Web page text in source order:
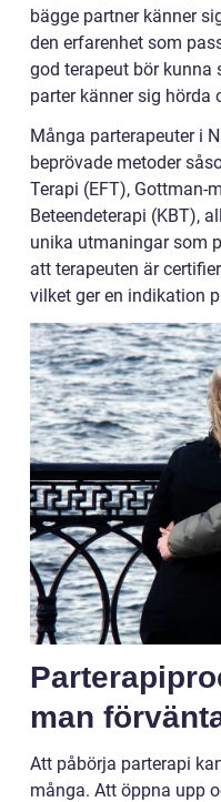
bägge partner känner
den erfarenhet som
god terapeut bör kunna
parter känner sig hörda
Många parterapeuter i
beprövade metoder
Terapi (EFT), Gottman-
Beteendeterapi (KBT),
unika utmaningar som
att terapeuten är
vilket ger en indikation
man
Att påbörja parterapi
många. Att öppna upp